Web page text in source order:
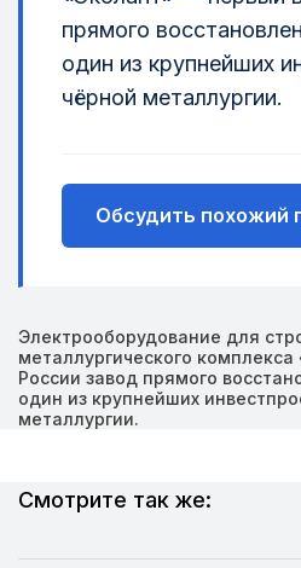
прямого
один из крупнейших
чёрной металлургии.
Обсудить похожий
Электрооборудование для
металлургического
России завод прямого
один из крупнейших
металлургии.
Смотрите так же: